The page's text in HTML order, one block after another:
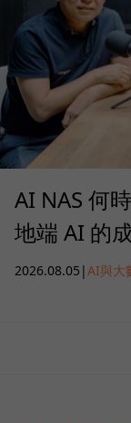
AI NAS 何
地端 AI 的
2026.08.05 |AI與大